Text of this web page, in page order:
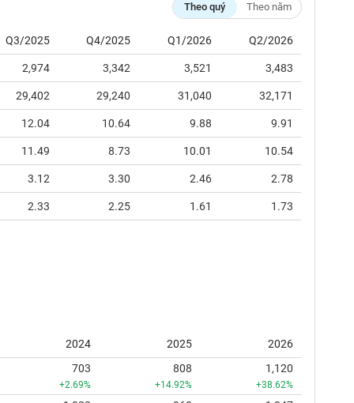
Theo quý Theo năm
Q3/2025 Q4/2025 Q1/2026 Q2/2026
2,974 3,342 3,521 3,483
29,402 29,240 31,040 32,171
12.04 10.64 9.88 9.91
11.49 8.73 10.01 10.54
3.12 3.30 2.46 2.78
2.33 2.25 1.61 1.73
2024 2025
2026
703
+2.69%
808
+14.92%
1,120
+38.62%